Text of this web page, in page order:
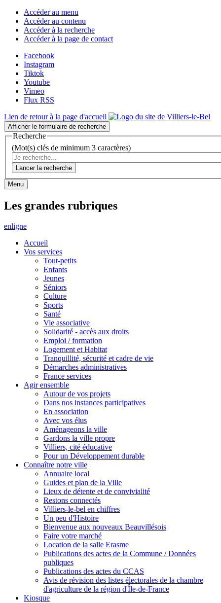
Accéder au menu
Accéder au contenu
Accéder à la recherche
Accéder à la page de contact
Facebook
Instagram
Tiktok
Youtube
Vimeo
Flux RSS
Lien de retour à la page d'accueil
Afficher le formulaire de recherche
Recherche
(Mot(s) clés de minimum 3 caractères)
Lancer la recherche
Menu
Les grandes rubriques
enligne
Accueil
Vos services
Tout-petits
Enfants
Jeunes
Séniors
Culture
Sports
Santé
Vie associative
Solidarité - accès aux droits
Emploi / formation
Logement et Habitat
Tranquillité, sécurité et cadre de vie
Démarches administratives
France services
Agir ensemble
Autour de vos projets
Dans nos instances participatives
En association
Avec vos élus
Aménageons la ville
Gardons la ville propre
Villiers, cité éducative
Pour un Développement durable
Connaître notre ville
Annuaire local
Guides et plan de la Ville
Lieux de détente et de convivialité
Restons connectés
Villiers-le-bel en chiffres
Un peu d'Histoire
Bienvenue aux nouveaux Beauvillésois
Faire votre marché
Location de la salle Erasme
Publications des actes de la Commune / Données
publiques
Publications des actes du CCAS
Avis de révision des listes électorales de la chambre
d'agriculture de la région d'Île-de-France
Kiosque